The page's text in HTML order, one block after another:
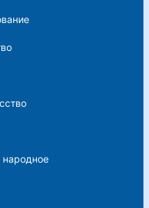
народное